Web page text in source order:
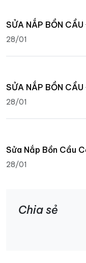
SỬA NẮP BỒN
28/01
SỬA NẮP BỒN
28/01
Sửa Nắp Bồn Cầu
28/01
Chia sẻ